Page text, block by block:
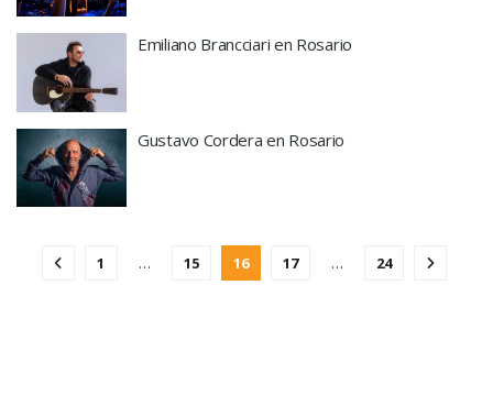
Emiliano Brancciari en Rosario
Gustavo Cordera en Rosario
1 … 15 16 17 … 24